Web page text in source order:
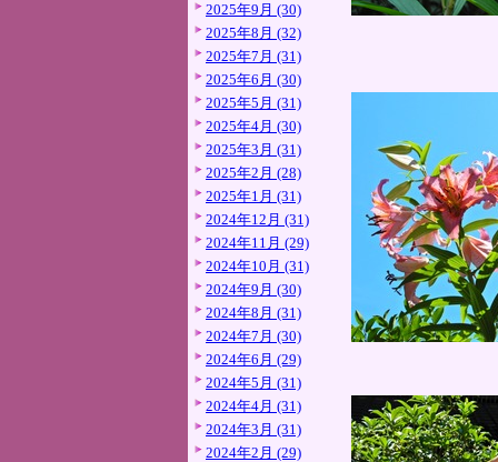
2025年9月 (30)
2025年8月 (32)
2025年7月 (31)
2025年6月 (30)
2025年5月 (31)
2025年4月 (30)
2025年3月 (31)
2025年2月 (28)
2025年1月 (31)
2024年12月 (31)
2024年11月 (29)
2024年10月 (31)
2024年9月 (30)
2024年8月 (31)
2024年7月 (30)
2024年6月 (29)
2024年5月 (31)
2024年4月 (31)
2024年3月 (31)
2024年2月 (29)